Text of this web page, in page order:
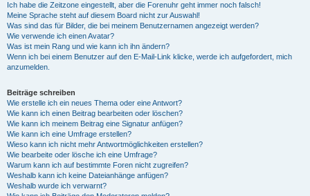
Ich habe die Zeitzone eingestellt, aber die Forenuhr geht immer noch falsch!
Meine Sprache steht auf diesem Board nicht zur Auswahl!
Was sind das für Bilder, die bei meinem Benutzernamen angezeigt werden?
Wie verwende ich einen Avatar?
Was ist mein Rang und wie kann ich ihn ändern?
Wenn ich bei einem Benutzer auf den E-Mail-Link klicke, werde ich aufgefordert, mich
anzumelden.
Beiträge schreiben
Wie erstelle ich ein neues Thema oder eine Antwort?
Wie kann ich einen Beitrag bearbeiten oder löschen?
Wie kann ich meinem Beitrag eine Signatur anfügen?
Wie kann ich eine Umfrage erstellen?
Wieso kann ich nicht mehr Antwortmöglichkeiten erstellen?
Wie bearbeite oder lösche ich eine Umfrage?
Warum kann ich auf bestimmte Foren nicht zugreifen?
Weshalb kann ich keine Dateianhänge anfügen?
Weshalb wurde ich verwarnt?